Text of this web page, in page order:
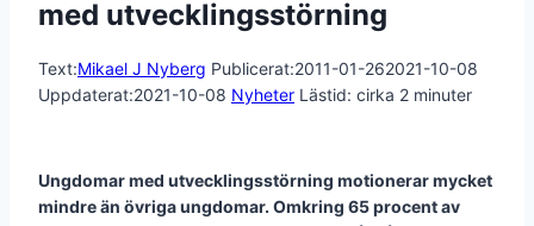
med utvecklingsstörning
Text:Mikael J Nyberg Publicerat:2011-01-262021-10-08
Uppdaterat:2021-10-08 Nyheter Lästid: cirka 2 minuter
Ungdomar med utvecklingsstörning motionerar mycket
mindre än övriga ungdomar. Omkring 65 procent av